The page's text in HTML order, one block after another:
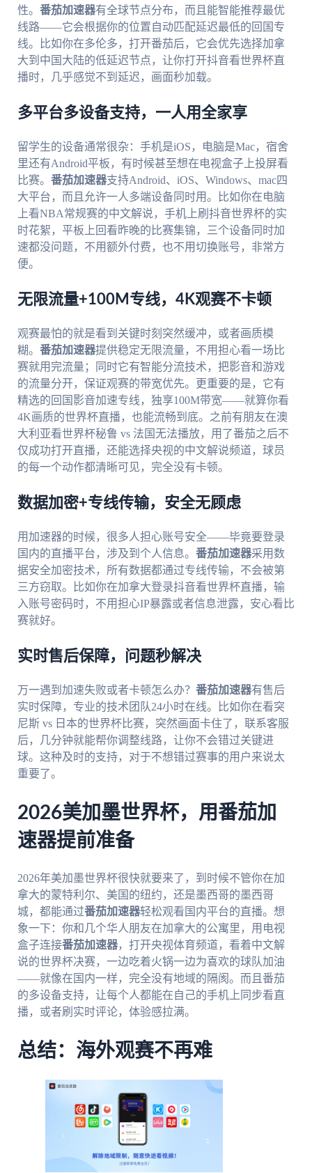
性。 番茄加速器有全球节点分布，而且能智能推荐最优
线路——它会根据你的位置自动匹配延迟最低的回国专
线。比如你在多伦多，打开番茄后，它会优先选择加拿
大到中国大陆的低延迟节点，让你打开抖音看世界杯直
播时，几乎感觉不到延迟，画面秒加载。
多平台多设备支持，一人用全家享
留学生的设备通常很杂：手机是iOS，电脑是Mac，宿舍
里还有Android平板，有时候甚至想在电视盒子上投屏看
比赛。 番茄加速器支持Android、iOS、Windows、mac四
大平台，而且允许一人多端设备同时用。比如你在电脑
上看NBA常规赛的中文解说，手机上刷抖音世界杯的实
时花絮，平板上回看昨晚的比赛集锦，三个设备同时加
速都没问题，不用额外付费，也不用切换账号，非常方
便。
无限流量+100M专线，4K观赛不卡顿
观赛最怕的就是看到关键时刻突然缓冲，或者画质模
糊。 番茄加速器提供稳定无限流量，不用担心看一场比
赛就用完流量；同时它有智能分流技术，把影音和游戏
的流量分开，保证观赛的带宽优先。更重要的是，它有
精选的回国影音加速专线，独享100M带宽——就算你看
4K画质的世界杯直播，也能流畅到底。之前有朋友在澳
大利亚看世界杯秘鲁 vs 法国无法播放，用了番茄之后不
仅成功打开直播，还能选择央视的中文解说频道，球员
的每一个动作都清晰可见，完全没有卡顿。
数据加密+专线传输，安全无顾虑
用加速器的时候，很多人担心账号安全——毕竟要登录
国内的直播平台，涉及到个人信息。 番茄加速器采用数
据安全加密技术，所有数据都通过专线传输，不会被第
三方窃取。比如你在加拿大登录抖音看世界杯直播，输
入账号密码时，不用担心IP暴露或者信息泄露，安心看比
赛就好。
实时售后保障，问题秒解决
万一遇到加速失败或者卡顿怎么办？ 番茄加速器有售后
实时保障，专业的技术团队24小时在线。比如你在看突
尼斯 vs 日本的世界杯比赛，突然画面卡住了，联系客服
后，几分钟就能帮你调整线路，让你不会错过关键进
球。这种及时的支持，对于不想错过赛事的用户来说太
重要了。
2026美加墨世界杯，用番茄加
速器提前准备
2026年美加墨世界杯很快就要来了，到时候不管你在加
拿大的蒙特利尔、美国的纽约，还是墨西哥的墨西哥
城，都能通过番茄加速器轻松观看国内平台的直播。想
象一下：你和几个华人朋友在加拿大的公寓里，用电视
盒子连接番茄加速器，打开央视体育频道，看着中文解
说的世界杯决赛，一边吃着火锅一边为喜欢的球队加油
——就像在国内一样，完全没有地域的隔阂。而且番茄
的多设备支持，让每个人都能在自己的手机上同步看直
播，或者刷实时评论，体验感拉满。
总结：海外观赛不再难